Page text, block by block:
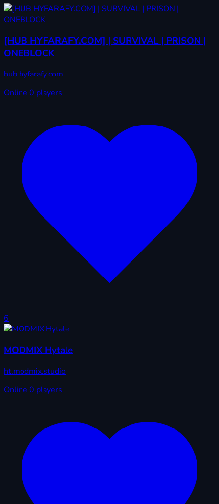
[HUB HYFARAFY.COM] | SURVIVAL | PRISON |
ONEBLOCK
hub.hyfarafy.com
Online 0 players
6
MODMIX Hytale
ht.modmix.studio
Online 0 players